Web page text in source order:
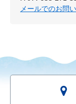
メールでのお問